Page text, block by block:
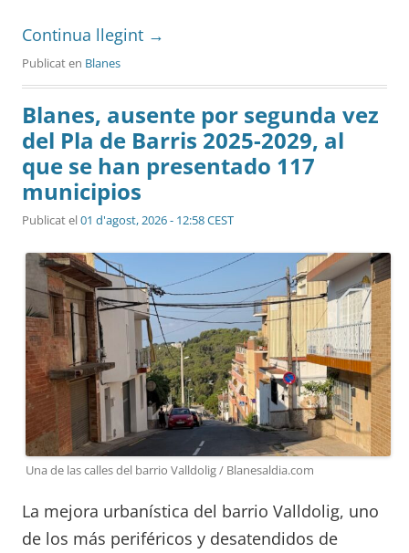
Continua llegint →
Publicat en Blanes
Blanes, ausente por segunda vez
del Pla de Barris 2025-2029, al
que se han presentado 117
municipios
Publicat el01 d'agost, 2026 - 12:58 CEST
Una de las calles del barrio Valldolig / Blanesaldia.com
La mejora urbanística del barrio Valldolig, uno
de los más periféricos y desatendidos de